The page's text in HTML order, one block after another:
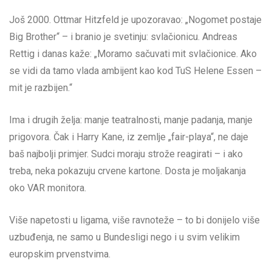
Još 2000. Ottmar Hitzfeld je upozoravao: „Nogomet postaje
Big Brother“ – i branio je svetinju: svlačionicu. Andreas
Rettig i danas kaže: „Moramo sačuvati mit svlačionice. Ako
se vidi da tamo vlada ambijent kao kod TuS Helene Essen –
mit je razbijen.“
Ima i drugih želja: manje teatralnosti, manje padanja, manje
prigovora. Čak i Harry Kane, iz zemlje „fair-playa“, ne daje
baš najbolji primjer. Sudci moraju strože reagirati – i ako
treba, neka pokazuju crvene kartone. Dosta je moljakanja
oko VAR monitora.
Više napetosti u ligama, više ravnoteže – to bi donijelo više
uzbuđenja, ne samo u Bundesligi nego i u svim velikim
europskim prvenstvima.